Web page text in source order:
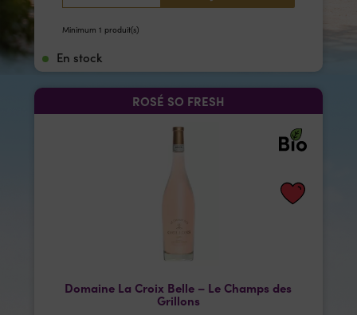
Minimum 1 produit(s)
En stock
ROSÉ SO FRESH
Domaine La Croix Belle – Le Champs des
Grillons